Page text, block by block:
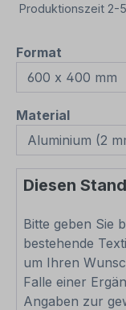
Produktionszeit 2-
Format
Material
Diesen
Bitte geben Sie
bestehende
um Ihren
Falle einer
Angaben zur